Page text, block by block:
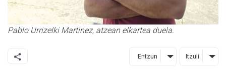
Pablo Urrizelki Martinez, atzean elkartea duela.
Entzun Itzuli